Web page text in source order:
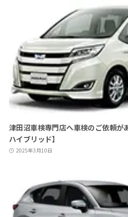
津田沼車検専門店へ車検のご依頼
ハイブリッド】
2025年3月10日